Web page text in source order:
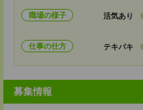
職場の様子 活気あり
仕事の仕方 テキパキ
募集情報